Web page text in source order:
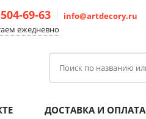
69-63
info@artdecory.ru
ежедневно
ДОСТАВКА И ОПЛАТА